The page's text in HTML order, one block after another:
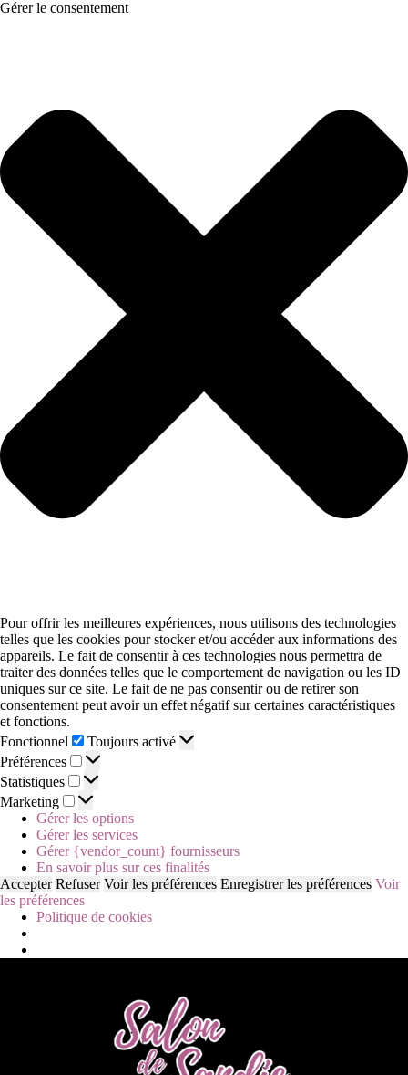
Gérer le consentement
Pour offrir les meilleures expériences, nous utilisons des technologies
telles que les cookies pour stocker et/ou accéder aux informations des
appareils. Le fait de consentir à ces technologies nous permettra de
traiter des données telles que le comportement de navigation ou les ID
uniques sur ce site. Le fait de ne pas consentir ou de retirer son
consentement peut avoir un effet négatif sur certaines caractéristiques
et fonctions.
Fonctionnel
Toujours activé
Préférences
Statistiques
Marketing
Gérer les options
Gérer les services
Gérer {vendor_count} fournisseurs
En savoir plus sur ces finalités
Accepter Refuser Voir les préférences Enregistrer les préférences Voir
les préférences
Politique de cookies